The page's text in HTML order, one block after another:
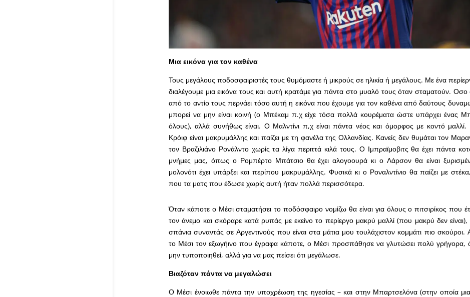
Μια εικόνα για τον καθένα
Τους μεγάλους ποδοσφαιριστές τους θυμόμαστε ή μικρούς σε ηλικία ή μεγάλους. Με ένα
διαλέγουμε μια εικόνα τους και αυτή κρατάμε για πάντα στο μυαλό τους όταν σταματούν.
από το αντίο τους περνάει τόσο αυτή η εικόνα που έχουμε για τον καθένα από δαύτους
μπορεί να μην είναι κοινή (ο Μπέκαμ π.χ είχε τόσα πολλά κουρέματα ώστε υπάρχει ένας
όλους), αλλά συνήθως είναι. Ο Μαλντίνι π,χ είναι πάντα νέος και όμορφος με κοντό μαλλί.
Κρόιφ είναι μακρυμάλλης και παίζει με τη φανέλα της Ολλανδίας. Κανείς δεν θυμάται τον
τον Βραζιλιάνο Ρονάλντο χωρίς τα λίγα περιττά κιλά τους. Ο Ιμπραϊμοβιτς θα έχει πάντα
μνήμες μας, όπως ο Ρομπέρτο Μπάτσιο θα έχει αλογοουρά κι ο Λάρσον θα είναι
μολονότι έχει υπάρξει και περίπου μακρυμάλλης. Φυσικά κι ο Ροναλντίνιο θα παίζει με
που τα ματς που έδωσε χωρίς αυτή ήταν πολλά περισσότερα.
Όταν κάποτε ο Μέσι σταματήσει το ποδόσφαιρο νομίζω θα είναι για όλους ο πιτσιρίκος που
τον άνεμο και σκόραρε κατά ρυπάς με εκείνο το περίεργο μακρύ μαλλί (που μακρύ δεν
σπάνια συναντάς σε Αργεντινούς που είναι στα μάτια μου τουλάχιστον κομμάτι πιο
το Μέσι τον εξωγήινο που έγραφα κάποτε, ο Μέσι προσπάθησε να γλυτώσει πολύ γρήγορα,
μην τυποποιηθεί, αλλά για να μας πείσει ότι μεγάλωσε.
Βιαζόταν πάντα να μεγαλώσει
Ο Μέσι ένοιωθε πάντα την υποχρέωση της ηγεσίας – και στην Μπαρτσελόνα (στην οποία